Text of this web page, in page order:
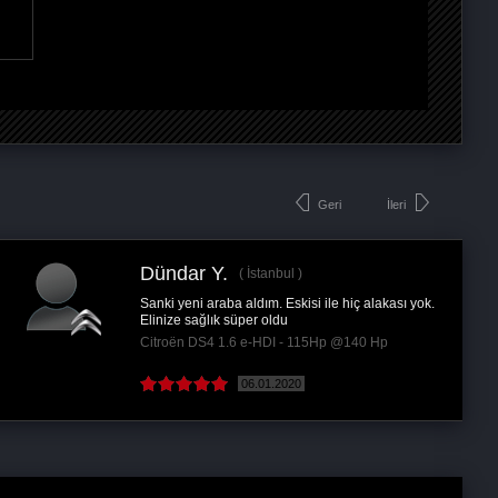
Geri
Dündar Y.
İstanbul
Sanki yeni araba aldım. Eskisi ile hiç alakası yok.
Elinize sağlık süper oldu
Citroën DS4 1.6 e-HDI - 115Hp @140 Hp
06.01.2020
İleri